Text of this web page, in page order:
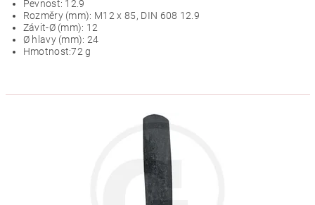
Pevnost: 12.9
Rozměry (mm): M12 x 85, DIN 608 12.9
Závit-Ø (mm): 12
Ø hlavy (mm):24
Hmotnost:72 g